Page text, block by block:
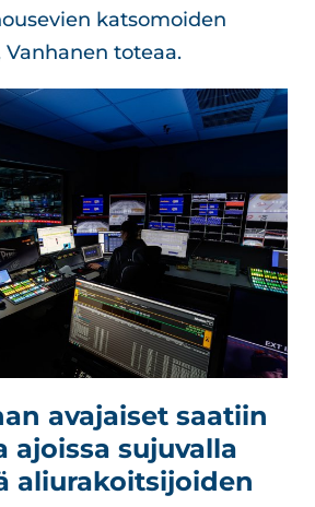
katsomoiden
Vanhanen toteaa.
avajaiset saatiin
sujuvalla
aliurakoitsijoiden